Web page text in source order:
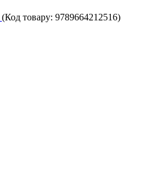
(Код товару: 9789664212516)